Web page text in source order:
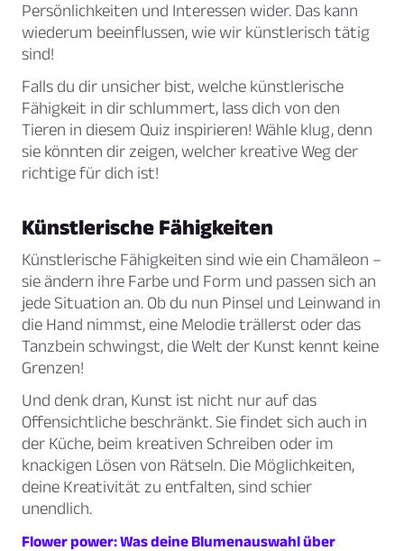
Persönlichkeiten und Interessen wider. Das kann
wiederum beeinflussen, wie wir künstlerisch tätig
sind!
Falls du dir unsicher bist, welche künstlerische
Fähigkeit in dir schlummert, lass dich von den
Tieren in diesem Quiz inspirieren! Wähle klug, denn
sie könnten dir zeigen, welcher kreative Weg der
richtige für dich ist!
Künstlerische Fähigkeiten
Künstlerische Fähigkeiten sind wie ein Chamäleon –
sie ändern ihre Farbe und Form und passen sich an
jede Situation an. Ob du nun Pinsel und Leinwand in
die Hand nimmst, eine Melodie trällerst oder das
Tanzbein schwingst, die Welt der Kunst kennt keine
Grenzen!
Und denk dran, Kunst ist nicht nur auf das
Offensichtliche beschränkt. Sie findet sich auch in
der Küche, beim kreativen Schreiben oder im
knackigen Lösen von Rätseln. Die Möglichkeiten,
deine Kreativität zu entfalten, sind schier
unendlich.
Flower power: Was deine Blumenauswahl über